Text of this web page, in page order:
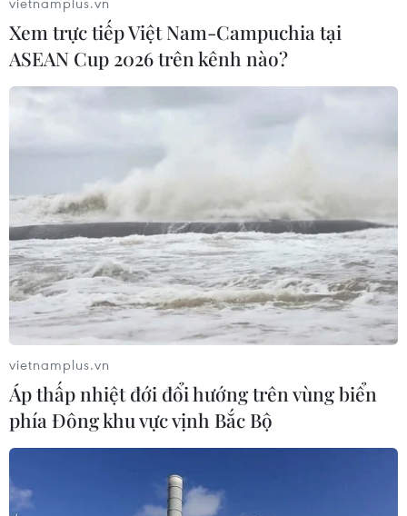
Xem trực tiếp Việt Nam-Campuchia tại
ASEAN Cup 2026 trên kênh nào?
vietnamplus.vn
Áp thấp nhiệt đới đổi hướng trên vùng biển
phía Đông khu vực vịnh Bắc Bộ